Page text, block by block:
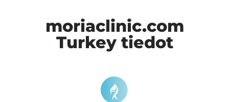
moriaclinic.com
Turkey tiedot